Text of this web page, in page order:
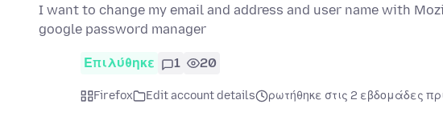
I want to change my email and address and user name with
google password manager
Επιλύθηκε 1 20
Firefox Edit account details ρωτήθηκε στις 2 εβδομάδες